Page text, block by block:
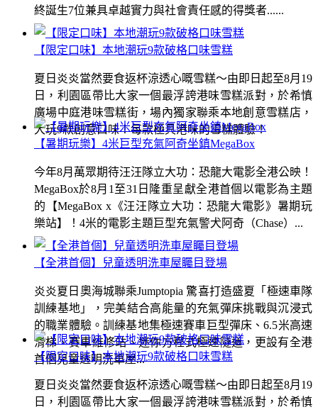
【限定口味】本地潮玩9款破格口味雪糕
夏日炎炎當然要食返杯涼透心嘅雪糕～由即日起至8月19
日，利園區帶比大家一個最浮誇港味雪糕派對，於希慎
廣場中庭港味雪糕街，場內獨家聯乘本地創意雪糕店，
大玩9款創意口味！每款極具港味的雪糕體驗！
【全港首個】兒童透明洗車屋矚目登場
炎炎夏日奧海城聯乘Jumptopia 驚喜打造盛夏「極速車隊
訓練基地」，完美結合高能量的充氣彈床挑戰與沉浸式
的職業體驗。訓練基地集極速賽車巨型彈床、6.5米高速
滑梯、賽車維修站、迷你方程式極速隧道，更設有全港
首個兒童透明洗車屋...
終誕生7位兼具卓越實力與社會責任感的得獎者......
【暑期玩樂】4米巨型充氣阿奇坐鎮MegaBox
今年8月萬眾期待汪汪隊立大功：恐龍大電影全港公映！
MegaBox於8月1至31日隆重呈獻全港首個以電影為主題
的【MegaBox x《汪汪隊立大功：恐龍大電影》暑期玩
樂站】！4米的電影主題巨型充氣警犬阿奇（Chase）...
【限定口味】本地潮玩9款破格口味雪糕
夏日炎炎當然要食返杯涼透心嘅雪糕～由即日起至8月19
日，利園區帶比大家一個最浮誇港味雪糕派對，於希慎